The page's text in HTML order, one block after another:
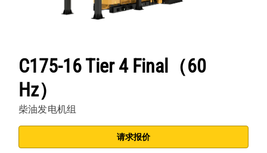
C175-16 Tier 4 Final（60
Hz）
柴油发电机组
请求报价